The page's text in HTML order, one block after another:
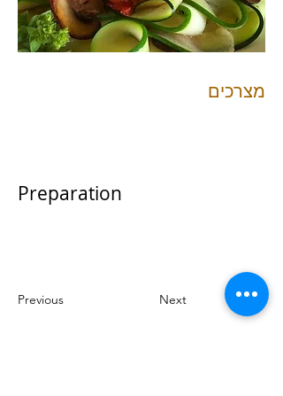
מצרכים
Preparation
Previous Next